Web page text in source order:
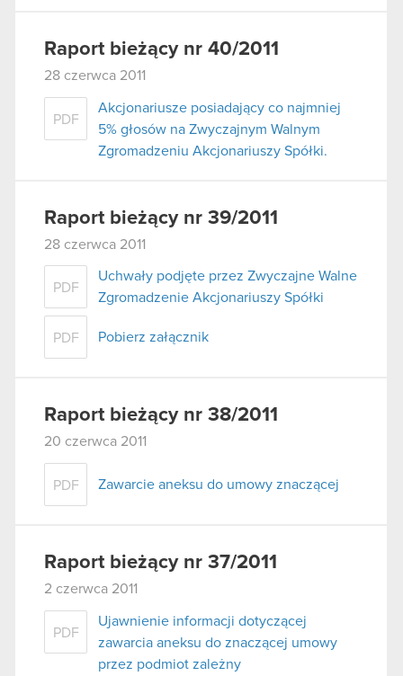
Raport bieżący nr 40/2011
28 czerwca 2011
PDF
Akcjonariusze posiadający co najmniej
5% głosów na Zwyczajnym Walnym
Zgromadzeniu Akcjonariuszy Spółki.
Raport bieżący nr 39/2011
28 czerwca 2011
PDF
Uchwały podjęte przez Zwyczajne Walne
Zgromadzenie Akcjonariuszy Spółki
PDF Pobierz załącznik
Raport bieżący nr 38/2011
20 czerwca 2011
PDF Zawarcie aneksu do umowy znaczącej
Raport bieżący nr 37/2011
2 czerwca 2011
PDF
Ujawnienie informacji dotyczącej
zawarcia aneksu do znaczącej umowy
przez podmiot zależny